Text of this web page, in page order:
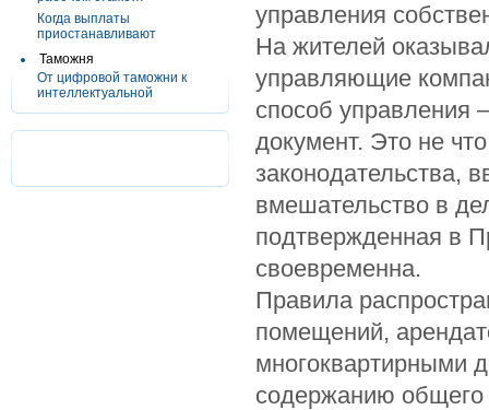
Когда выплаты
приостанавливают
Таможня
От цифровой таможни к
интеллектуальной
управления
На жителей
управляющие
способ управления
документ. Это не
законодательства,
вмешательство в
подтвержденная в
своевременна.
Правила
помещений,
многоквартирными
содержанию